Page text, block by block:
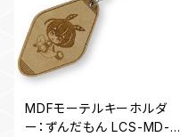
MDFモーテルキーホルダ
ー：ずんだもん LCS-MD-K